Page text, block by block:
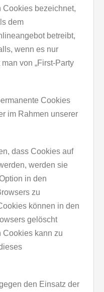
Cookies bezeichnet,
dem
betreibt,
wenn es nur
von „First-Party
Cookies
im Rahmen unserer
dass Cookies auf
werden sie
in den
zu
können in den
gelöscht
Cookies kann zu
den Einsatz der